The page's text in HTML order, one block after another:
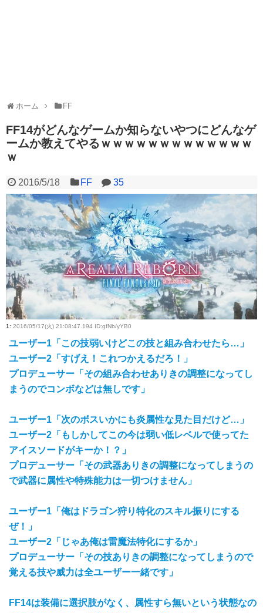
ホーム FF
FF14がどんなゲームか知らないやつにどんなゲ
ームか教えてやるｗｗｗｗｗｗｗｗｗｗｗｗｗ
ｗ
2016/5/18 FF 35
1: 2016/05/17(火) 21:08:47.194 ID:gfNb/yYB0
ユーザー1「この技弱いけどこの技と組み合わせたら…」
ユーザー2「すげえ！これつかえるだろ！」
プロデューサー「その組み合わせありきの調整になってし
まうのでコンボなどは無しです」
ユーザー1「次のボスいかにも炎属性な見た目だけど…」
ユーザー2「もしかしてこの今は弱い低レベルで使ってた
アイスソードがキーか！？」
プロデューサー「その武器ありきの調整になってしまうの
で武器に属性や特殊能力は一切つけません」
ユーザー1「俺はドラゴン狩り特化のスキル振りにする
ぜ！」
ユーザー2「じゃあ俺は雷魔法特化にするか」
プロデューサー「その技ありきの調整になってしまうので
覚える技や威力は全ユーザー一緒です」
FF14は装備に選択肢がなく、属性すら無いという状態なの